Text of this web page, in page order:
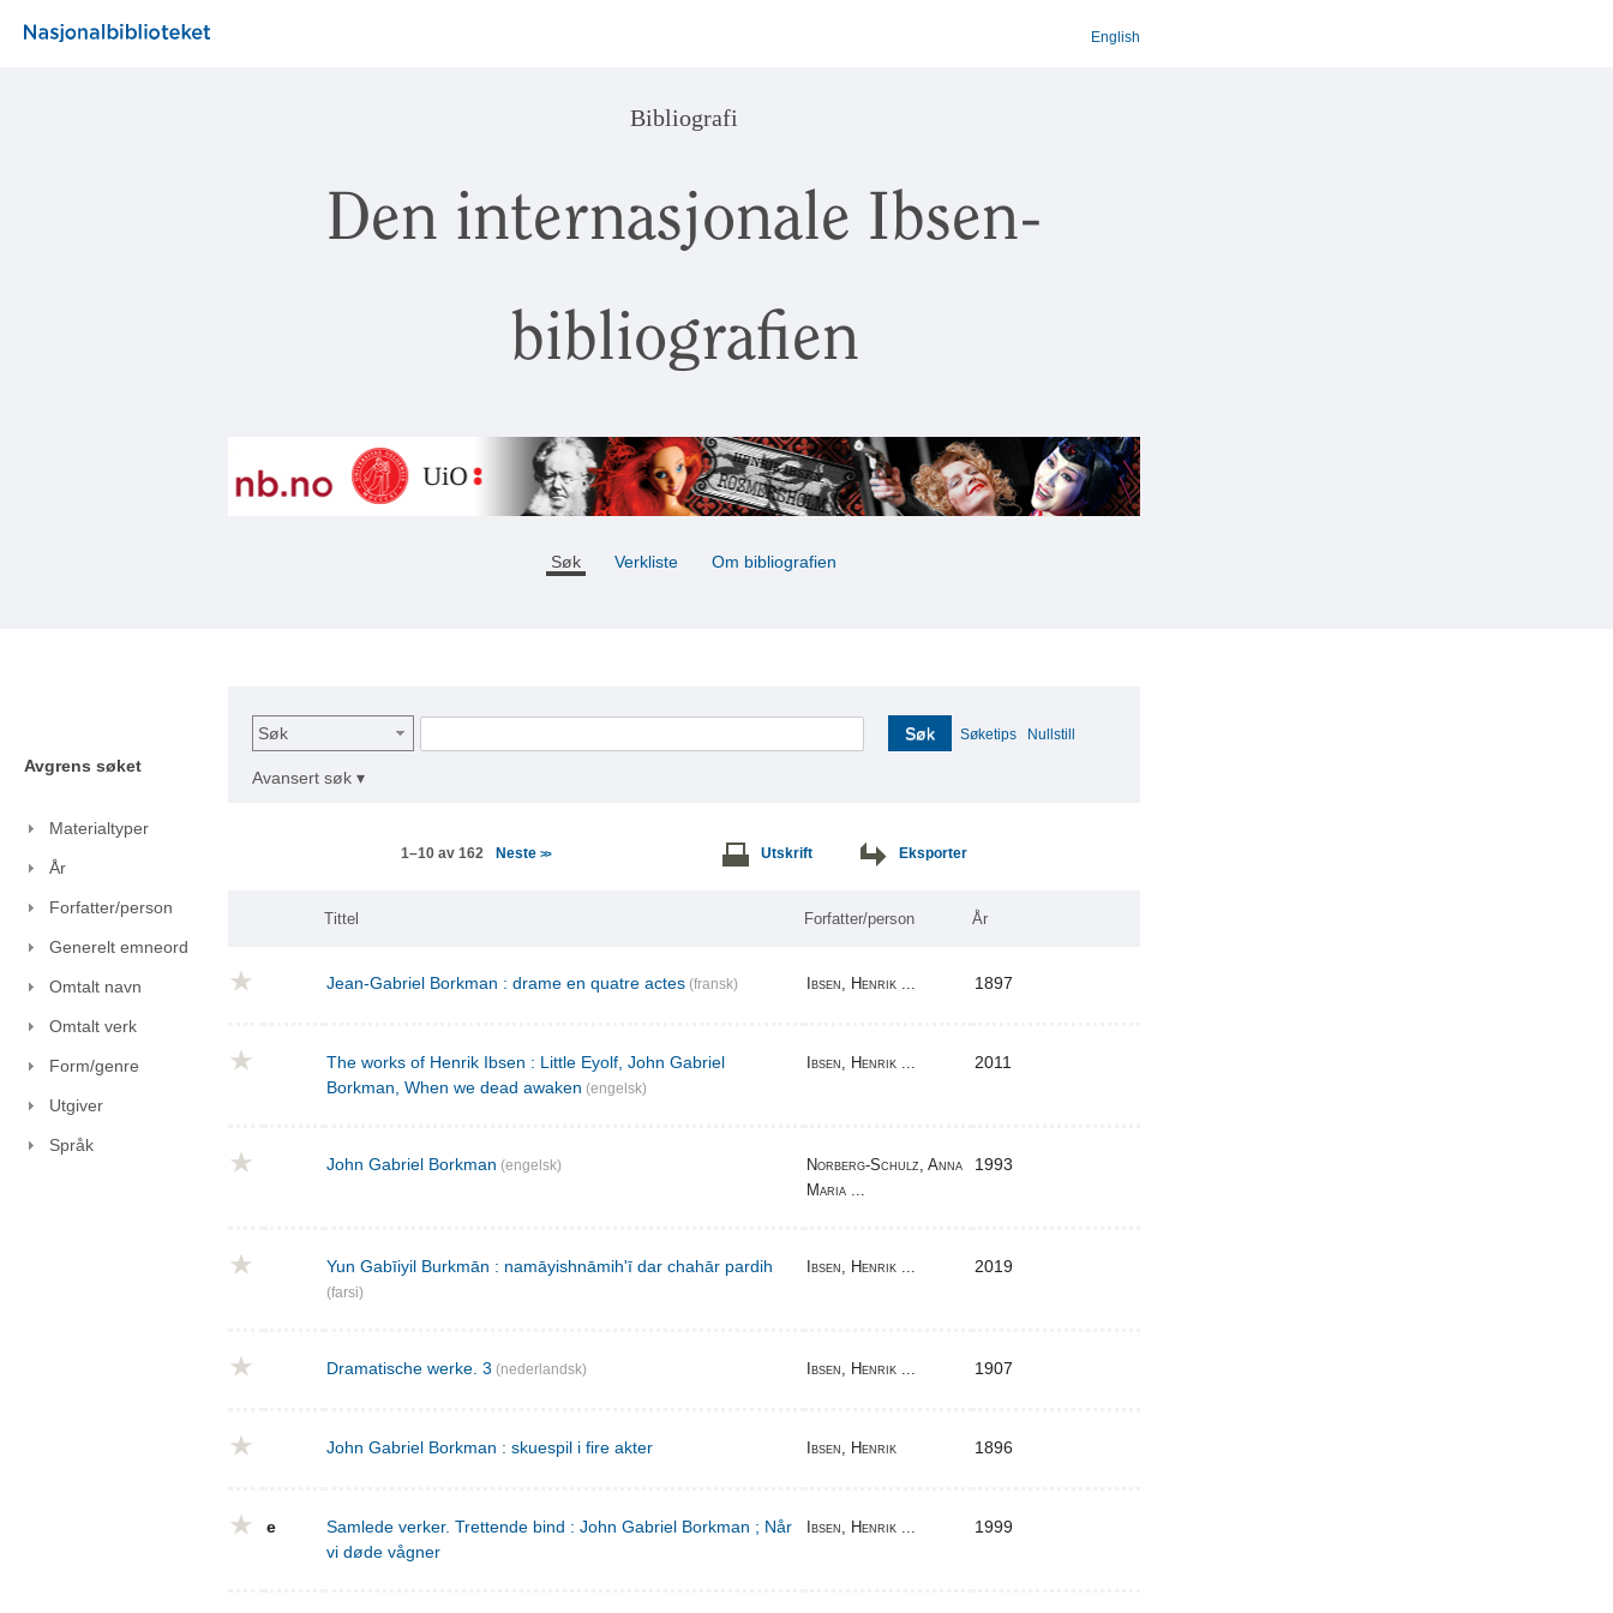
English
Bibliografi
Den internasjonale Ibsen-
bibliografien
Søk Verkliste Om bibliografien
Avgrens søket
Materialtyper
År
Forfatter/person
Generelt emneord
Omtalt navn
Omtalt verk
Form/genre
Utgiver
Språk
Søk Søk Søketips Nullstill
Avansert søk ▾
1–10 av 162 Neste >> Utskrift Eksporter
Tittel Forfatter/person År
Jean-Gabriel Borkman : drame en quatre actes (fransk) Ibsen, Henrik ... 1897
The works of Henrik Ibsen : Little Eyolf, John Gabriel
Borkman, When we dead awaken (engelsk)
Ibsen, Henrik ... 2011
John Gabriel Borkman (engelsk)
Norberg-Schulz, Anna
Maria ...
1993
Yun Gabīiyil Burkmān : namāyishnāmihʹī dar chahār pardih
(farsi)
Ibsen, Henrik ... 2019
Dramatische werke. 3 (nederlandsk) Ibsen, Henrik ... 1907
John Gabriel Borkman : skuespil i fire akter Ibsen, Henrik 1896
e
Samlede verker. Trettende bind : John Gabriel Borkman ; Når
vi døde vågner
Ibsen, Henrik ... 1999